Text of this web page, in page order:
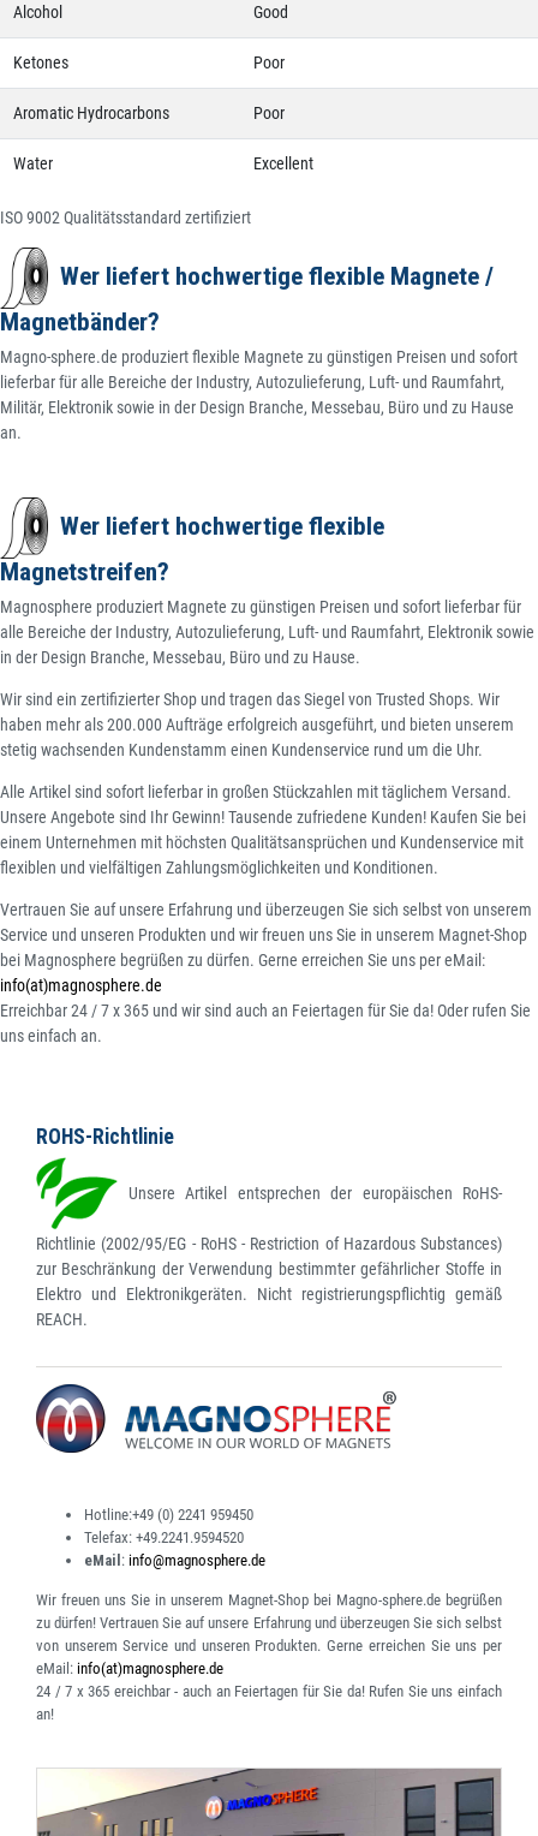
Alcohol Good
Ketones Poor
Aromatic Hydrocarbons Poor
Water Excellent
ISO 9002 Qualitätsstandard zertifiziert
Wer liefert hochwertige flexible Magnete /
Magnetbänder?
Magno-sphere.de produziert flexible Magnete zu günstigen Preisen und sofort
lieferbar für alle Bereiche der Industry, Autozulieferung, Luft- und Raumfahrt,
Militär, Elektronik sowie in der Design Branche, Messebau, Büro und zu Hause
an.
Wer liefert hochwertige flexible
Magnetstreifen?
Magnosphere produziert Magnete zu günstigen Preisen und sofort lieferbar für
alle Bereiche der Industry, Autozulieferung, Luft- und Raumfahrt, Elektronik sowie
in der Design Branche, Messebau, Büro und zu Hause.
Wir sind ein zertifizierter Shop und tragen das Siegel von Trusted Shops. Wir
haben mehr als 200.000 Aufträge erfolgreich ausgeführt, und bieten unserem
stetig wachsenden Kundenstamm einen Kundenservice rund um die Uhr.
Alle Artikel sind sofort lieferbar in großen Stückzahlen mit täglichem Versand.
Unsere Angebote sind Ihr Gewinn! Tausende zufriedene Kunden! Kaufen Sie bei
einem Unternehmen mit höchsten Qualitätsansprüchen und Kundenservice mit
flexiblen und vielfältigen Zahlungsmöglichkeiten und Konditionen.
Vertrauen Sie auf unsere Erfahrung und überzeugen Sie sich selbst von unserem
Service und unseren Produkten und wir freuen uns Sie in unserem Magnet-Shop
bei Magnosphere begrüßen zu dürfen. Gerne erreichen Sie uns per eMail:
info(at)magnosphere.de
Erreichbar 24 / 7 x 365 und wir sind auch an Feiertagen für Sie da! Oder rufen Sie
uns einfach an.
ROHS-Richtlinie
Unsere Artikel entsprechen der europäischen RoHS-
Richtlinie (2002/95/EG - RoHS - Restriction of Hazardous Substances)
zur Beschränkung der Verwendung bestimmter gefährlicher Stoffe in
Elektro und Elektronikgeräten. Nicht registrierungspflichtig gemäß
REACH.
Hotline:+49 (0) 2241 959450
Telefax: +49.2241.9594520
eMail : info@magnosphere.de
Wir freuen uns Sie in unserem Magnet-Shop bei Magno-sphere.de begrüßen
zu dürfen! Vertrauen Sie auf unsere Erfahrung und überzeugen Sie sich selbst
von unserem Service und unseren Produkten. Gerne erreichen Sie uns per
eMail: info(at)magnosphere.de
24 / 7 x 365 ereichbar- auch an Feiertagen für Sie da! Rufen Sie uns einfach
an!